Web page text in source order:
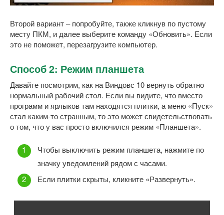
Второй вариант – попробуйте, также кликнув по пустому
месту ПКМ, и далее выберите команду «Обновить». Если
это не поможет, перезагрузите компьютер.
Способ 2: Режим планшета
Давайте посмотрим, как на Виндовс 10 вернуть обратно
нормальный рабочий стол. Если вы видите, что вместо
программ и ярлыков там находятся плитки, а меню «Пуск»
стал каким-то странным, то это может свидетельствовать
о том, что у вас просто включился режим «Планшета».
Чтобы выключить режим планшета, нажмите по
значку уведомлений рядом с часами.
Если плитки скрыты, кликните «Развернуть».